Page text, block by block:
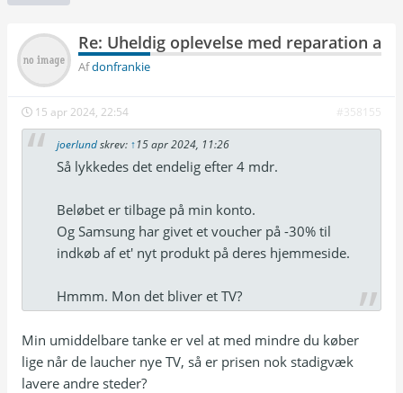
Re: Uheldig oplevelse med reparation af
Afdonfrankie
15 apr 2024, 22:54 #358155
joerlundskrev: ↑15 apr 2024, 11:26
Så lykkedes det endelig efter 4 mdr.
Beløbet er tilbage på min konto.
Og Samsung har givet et voucher på -30% til
indkøb af et' nyt produkt på deres hjemmeside.
Hmmm. Mon det bliver et TV?
Min umiddelbare tanke er vel at med mindre du køber
lige når de laucher nye TV, så er prisen nok stadigvæk
lavere andre steder?